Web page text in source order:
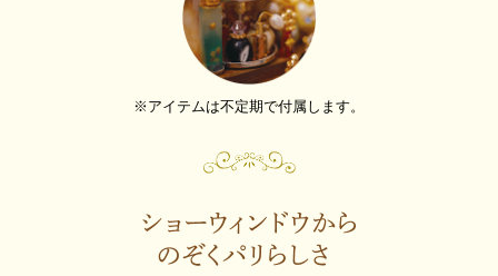
※アイテムは不定期で付属します。